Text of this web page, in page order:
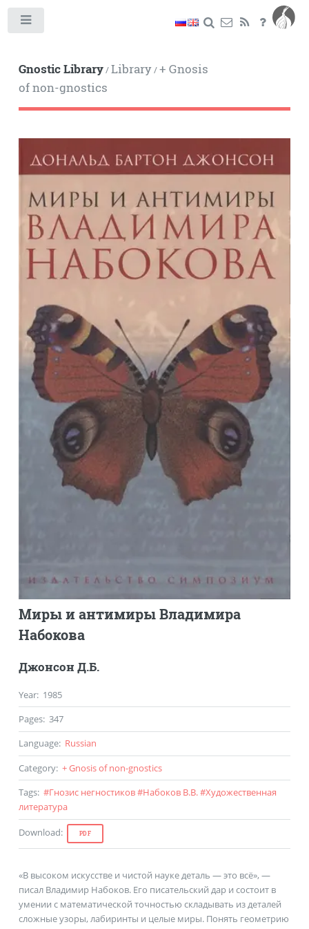
Gnostic Library/Library/+ Gnosis
of non-gnostics
Миры и антимиры Владимира
Набокова
Джонсон Д.Б.
Year: 1985
Pages: 347
Language: Russian
Category: + Gnosis of non-gnostics
Tags: #Гнозис негностиков#Набоков В.В.#Художественная
литература
Download: PDF
«В высоком искусстве и чистой науке деталь — это всё», —
писал Владимир Набоков. Его писательский дар и состоит в
умении с математической точностью складывать из деталей
сложные узоры, лабиринты и целые миры. Понять геометрию